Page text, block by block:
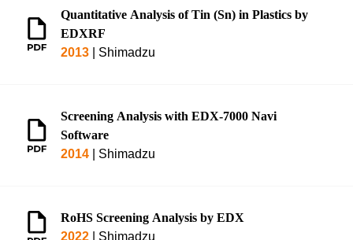
Quantitative Analysis of Tin (Sn) in Plastics by
EDXRF
2013
Shimadzu
Screening Analysis with EDX-7000 Navi
Software
2014
Shimadzu
RoHS Screening Analysis by EDX
2022
Shimadzu